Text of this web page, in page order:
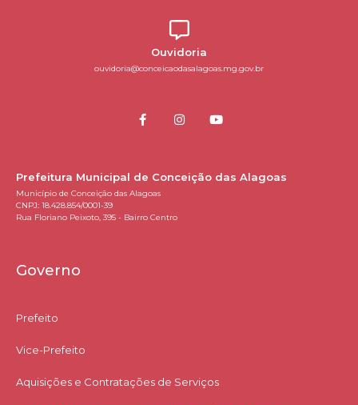
Ouvidoria
ouvidoria@conceicaodasalagoas.mg.gov.br
Prefeitura Municipal de Conceição das Alagoas
Município de Conceição das Alagoas
CNPJ: 18.428.854/0001-39
Rua Floriano Peixoto, 395 - Bairro Centro
Governo
Prefeito
Vice-Prefeito
Aquisições e Contratações de Serviços​